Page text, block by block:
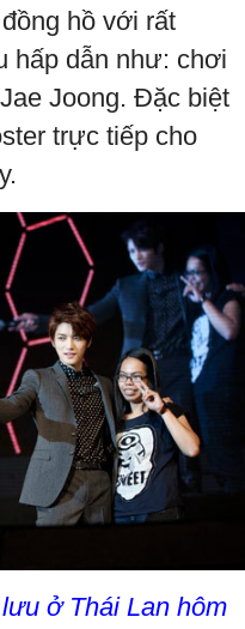
hồ với rất
hấp dẫn như: chơi
Joong. Đặc biệt
trực tiếp cho
ở Thái Lan hôm